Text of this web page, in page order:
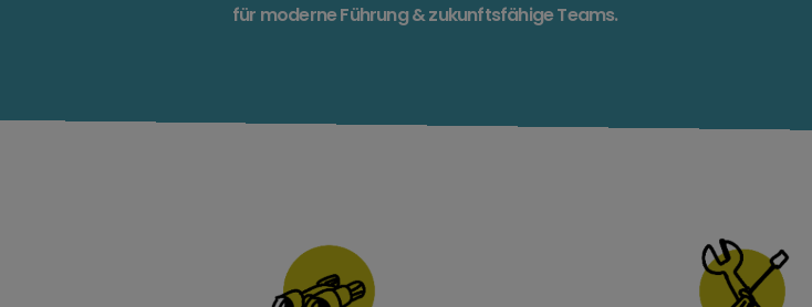
für moderne Führung & zukunftsfähige Teams.